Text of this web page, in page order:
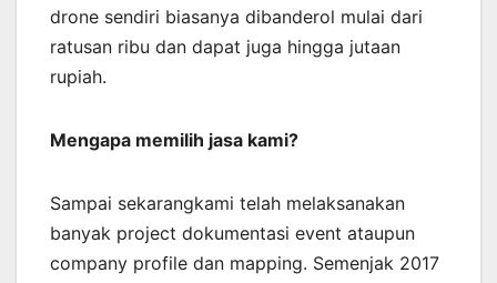
drone sendiri biasanya dibanderol mulai dari
ratusan ribu dan dapat juga hingga jutaan
rupiah.
Mengapa memilih jasa kami?
Sampai sekarangkami telah melaksanakan
banyak project dokumentasi event ataupun
company profile dan mapping. Semenjak 2017